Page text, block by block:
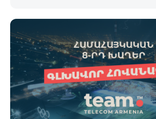
և TeamTok հատուկ սակագնային
ամիսն անվճար: Սմարթֆոնը կարելի
նաև ապառիկ՝ ամսական սկսած
Ամսավճարին գումարվում է բանկի
Սակագնային փաթեթի
ծանոթացեք ստորև։
սակագնային փաթեթ teamtok Ամսական վճար
2500 Անսահմանափակ VIB